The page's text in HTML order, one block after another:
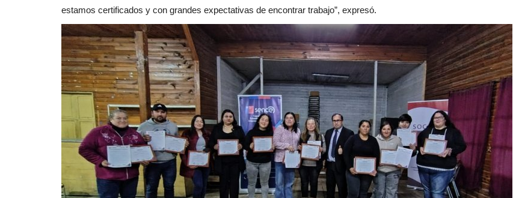
estamos certificados y con grandes expectativas de encontrar trabajo”, expresó.